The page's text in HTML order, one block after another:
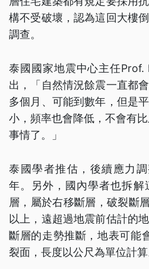
構不受破壞，認為這回大樓
調查。
泰國國家地震中心主任Prof.
出，「自然情況餘震一直都
多個月、可能到數年，但是
小，頻率也會降低，不會有
事情了。」
泰國學者推估，後續應力
年。另外，國內學者也拆解
層，屬於右移斷層，破裂斷
以上，遠超過地震前估計的
斷層的走勢推斷，地表可能
裂面，長度以公尺為單位計算